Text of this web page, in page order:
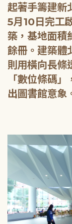
起著手籌建新
5月10日完工
築，基地面積
餘冊。建築體
則用橫向長條
「數位條碼
出圖書館意象